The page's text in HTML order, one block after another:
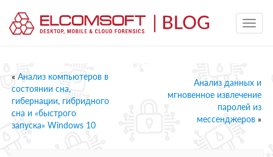
« Анализ компьютеров в
состоянии сна,
гибернации, гибридного
сна и «быстрого
запуска» Windows 10
Анализ данных и
мгновенное извлечение
паролей из
мессенджеров »